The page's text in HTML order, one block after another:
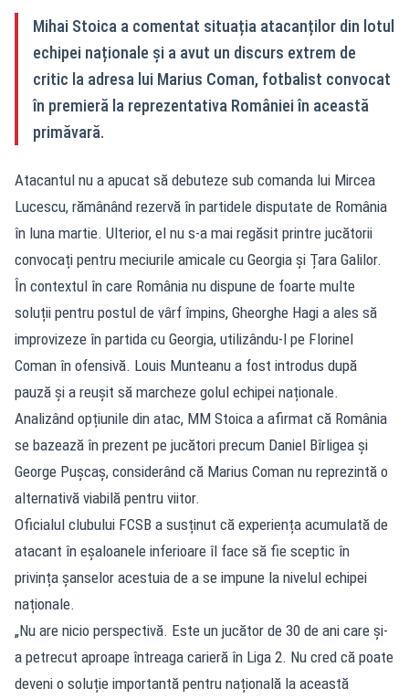
Mihai Stoica a comentat situația atacanților din lotul
echipei naționale și a avut un discurs extrem de
critic la adresa lui Marius Coman, fotbalist convocat
în premieră la reprezentativa României în această
primăvară.
Atacantul nu a apucat să debuteze sub comanda lui Mircea
Lucescu, rămânând rezervă în partidele disputate de România
în luna martie. Ulterior, el nu s-a mai regăsit printre jucătorii
convocați pentru meciurile amicale cu Georgia și Țara Galilor.
În contextul în care România nu dispune de foarte multe
soluții pentru postul de vârf împins, Gheorghe Hagi a ales să
improvizeze în partida cu Georgia, utilizându-l pe Florinel
Coman în ofensivă. Louis Munteanu a fost introdus după
pauză și a reușit să marcheze golul echipei naționale.
Analizând opțiunile din atac, MM Stoica a afirmat că România
se bazează în prezent pe jucători precum Daniel Bîrligea și
George Pușcaș, considerând că Marius Coman nu reprezintă o
alternativă viabilă pentru viitor.
Oficialul clubului FCSB a susținut că experiența acumulată de
atacant în eșaloanele inferioare îl face să fie sceptic în
privința șanselor acestuia de a se impune la nivelul echipei
naționale.
„Nu are nicio perspectivă. Este un jucător de 30 de ani care și-
a petrecut aproape întreaga carieră în Liga 2. Nu cred că poate
deveni o soluție importantă pentru națională la această